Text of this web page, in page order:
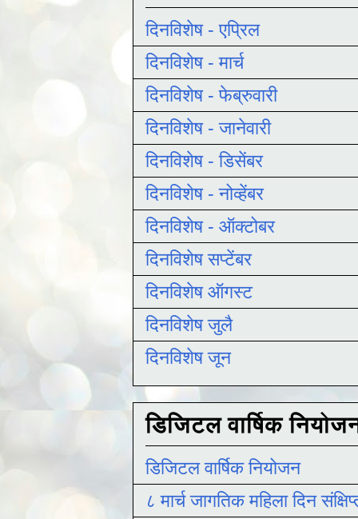
दिनविशेष - एप्रिल
दिनविशेष - मार्च
दिनविशेष - फेब्रुवारी
दिनविशेष - जानेवारी
दिनविशेष - डिसेंबर
दिनविशेष - नोव्हेंबर
दिनविशेष - ऑक्टोबर
दिनविशेष सप्टेंबर
दिनविशेष ऑगस्ट
दिनविशेष जुलै
दिनविशेष जून
डिजिटल वार्षिक
डिजिटल वार्षिक नियोजन
८ मार्च जागतिक महिला दिन